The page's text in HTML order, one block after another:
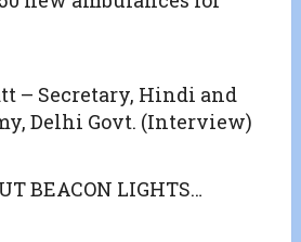
– Secretary, Hindi and
Delhi Govt. (Interview)
BEACON LIGHTS…